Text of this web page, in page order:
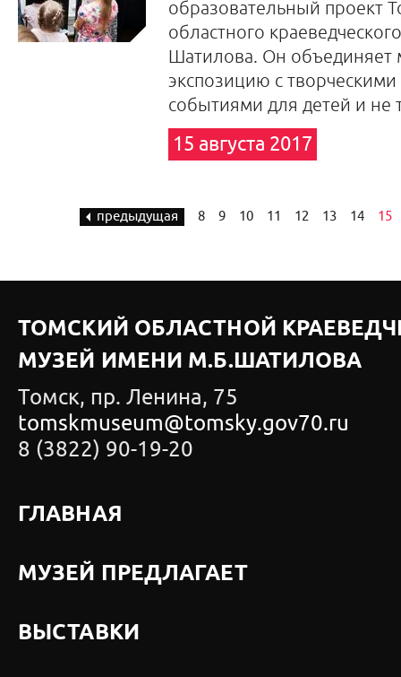
образовательный проект
областного
Шатилова. Он объединяет
экспозицию с
событиями для детей и не
15 августа 2017
предыдущая 8 9 10 11 12 13 14 15
ТОМСКИЙ ОБЛАСТНОЙ
МУЗЕЙ ИМЕНИ М.Б.ШАТИЛОВА
Томск, пр. Ленина, 75
tomskmuseum@tomsky.gov70.ru
8 (3822) 90-19-20
ГЛАВНАЯ
МУЗЕЙ ПРЕДЛАГАЕТ
ВЫСТАВКИ